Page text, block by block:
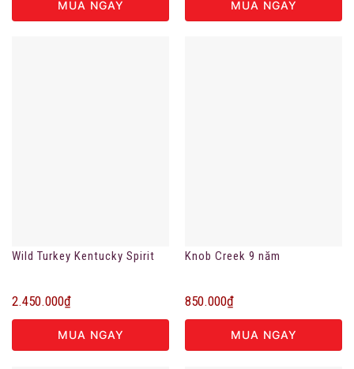
MUA NGAY MUA NGAY
Wild Turkey Kentucky Spirit
2.450.000₫
MUA NGAY
Knob Creek 9 năm
850.000₫
MUA NGAY